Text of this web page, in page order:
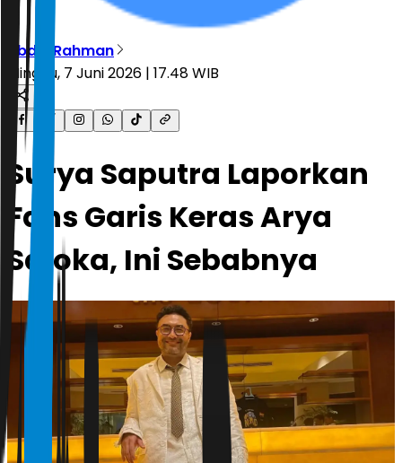
Abdul Rahman
Minggu, 7 Juni 2026 | 17.48 WIB
Surya Saputra Laporkan
Fans Garis Keras Arya
Saloka, Ini Sebabnya